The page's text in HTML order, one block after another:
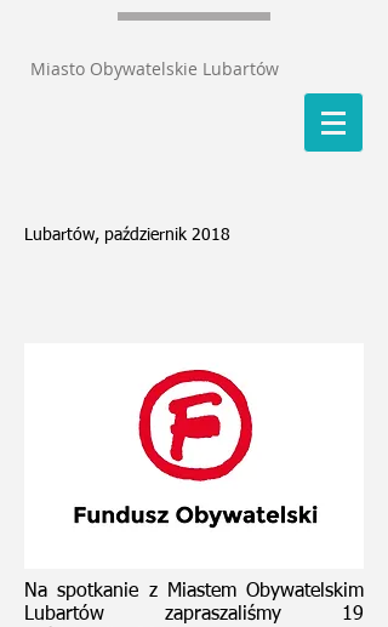
Miasto Obywatelskie Lubartów
Lubartów, październik 2018
Na spotkanie z Miastem Obywatelskim
Lubartów zapraszaliśmy 19